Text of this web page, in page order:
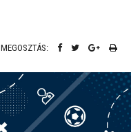
MEGOSZTÁS: